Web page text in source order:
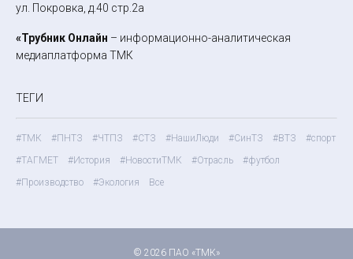
ул. Покровка, д.40 стр.2а
«Трубник Онлайн – информационно-аналитическая
медиаплатформа ТМК
ТЕГИ
#ТМК #ПНТЗ #ЧТПЗ #СТЗ #НашиЛюди #СинТЗ #ВТЗ
#спорт
#ТАГМЕТ
#История #НовостиТМК #Отрасль
#футбол
#Производство
#Экология Все
© 2026 ПАО «ТМК»